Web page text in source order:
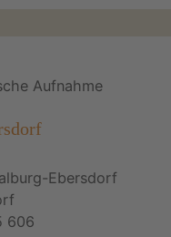
Ebersdorf
606